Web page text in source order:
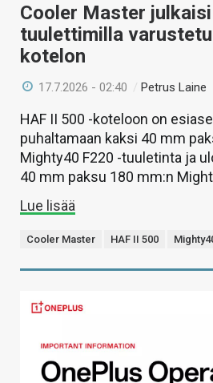
Cooler Master
tuulettimilla
kotelon
17.7.2026 - 02:40 /Petrus Laine
HAF II 500 -koteloon on
puhaltamaan kaksi 40 mm
Mighty40 F220 -tuuletinta ja
40 mm paksu 180 mm:n
Lue lisää
Cooler Master HAF II 500